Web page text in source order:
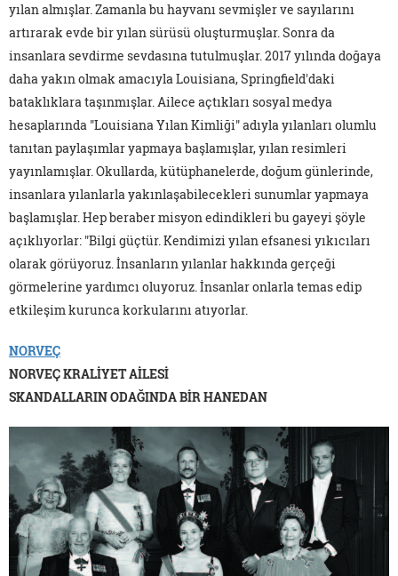
yılan almışlar. Zamanla bu hayvanı sevmişler ve sayılarını
artırarak evde bir yılan sürüsü oluşturmuşlar. Sonra da
insanlara sevdirme sevdasına tutulmuşlar. 2017 yılında doğaya
daha yakın olmak amacıyla Louisiana, Springfield'daki
bataklıklara taşınmışlar. Ailece açtıkları sosyal medya
hesaplarında "Louisiana Yılan Kimliği" adıyla yılanları olumlu
tanıtan paylaşımlar yapmaya başlamışlar, yılan resimleri
yayınlamışlar. Okullarda, kütüphanelerde, doğum günlerinde,
insanlara yılanlarla yakınlaşabilecekleri sunumlar yapmaya
başlamışlar. Hep beraber misyon edindikleri bu gayeyi şöyle
açıklıyorlar: "Bilgi güçtür. Kendimizi yılan efsanesi yıkıcıları
olarak görüyoruz. İnsanların yılanlar hakkında gerçeği
görmelerine yardımcı oluyoruz. İnsanlar onlarla temas edip
etkileşim kurunca korkularını atıyorlar.
NORVEÇ
NORVEÇ KRALİYET AİLESİ
SKANDALLARIN ODAĞINDA BİR HANEDAN